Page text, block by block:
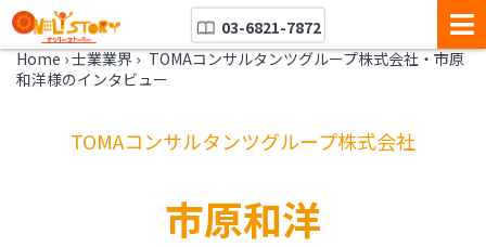
03-6821-7872
Home ›士業業界 › TOMAコンサルタンツグループ株式会社・市原
和洋様のインタビュー
TOMAコンサルタンツグループ株式会社
市原和洋